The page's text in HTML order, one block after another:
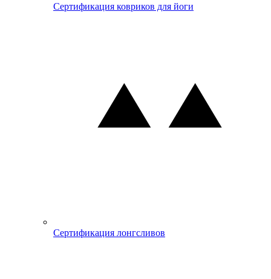
Сертификация ковриков для йоги
Сертификация лонгсливов